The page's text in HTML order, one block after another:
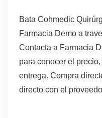
Bata Cohmedic
Farmacia Demo a
Contacta a Farmacia
para conocer el
entrega. Compra
directo con el